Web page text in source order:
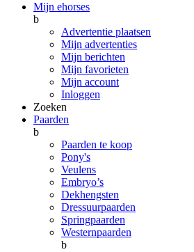
Mijn ehorses
b
Advertentie plaatsen
Mijn advertenties
Mijn berichten
Mijn favorieten
Mijn account
Inloggen
Zoeken
Paarden
b
Paarden te koop
Pony's
Veulens
Embryo’s
Dekhengsten
Dressuurpaarden
Springpaarden
Westernpaarden
b